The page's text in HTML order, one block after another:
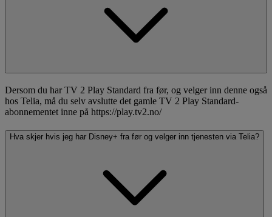
Dersom du har TV 2 Play Standard fra før, og velger inn denne også
hos Telia, må du selv avslutte det gamle TV 2 Play Standard-
abonnementet inne på https://play.tv2.no/
Hva skjer hvis jeg har Disney+ fra før og velger inn tjenesten via Telia?